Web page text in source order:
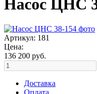
Насос ЦНС
Артикул: 181
Цена:
136 200 руб.
Доставка
Оплата